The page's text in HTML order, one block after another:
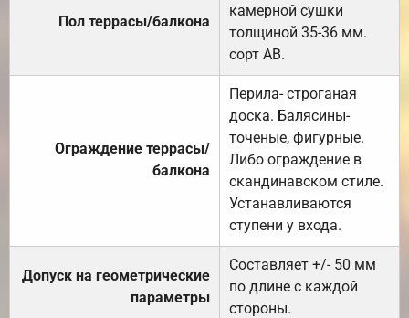
Пол террасы/балкона
камерной сушки
толщиной 35-36 мм.
сорт АВ.
Ограждение террасы/
балкона
Перила- строганая
доска. Балясины-
точеные, фигурные.
Либо ограждение в
скандинавском стиле.
Устанавливаются
ступени у входа.
Допуск на геометрические
параметры
Составляет +/- 50 мм
по длине с каждой
стороны.